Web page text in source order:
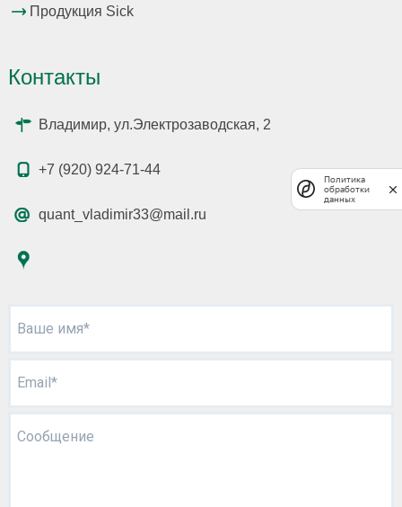
Продукция Sick
Контакты
Владимир, ул.Электрозаводская, 2
+7 (920) 924-71-44
quant_vladimir33@mail.ru
Ваше имя*
Email*
Сообщение
Политика
обработки
данных